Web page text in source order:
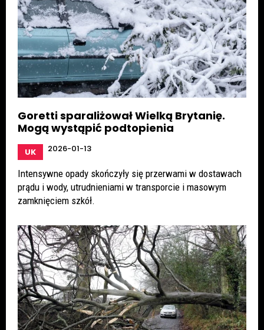
Goretti sparaliżował Wielką Brytanię.
Mogą wystąpić podtopienia
UK 2026-01-13
Intensywne opady skończyły się przerwami w dostawach
prądu i wody, utrudnieniami w transporcie i masowym
zamknięciem szkół.